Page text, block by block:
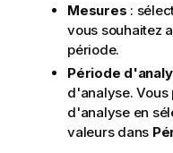
Mesures :
vous souhaitez
période.
Période
d'analyse. Vous
d'analyse en
valeurs dans